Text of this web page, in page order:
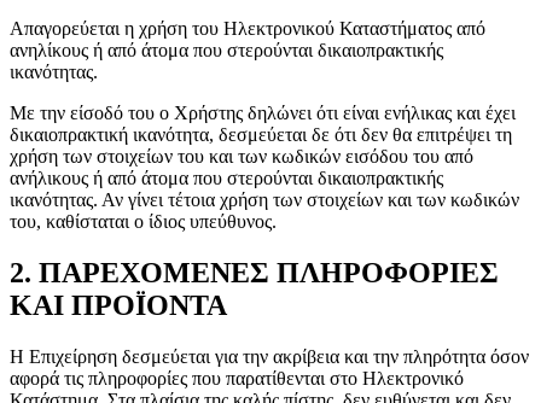
Απαγορεύεται η χρήση του Ηλεκτρονικού Καταστήματος από
ανηλίκους ή από άτομα που στερούνται δικαιοπρακτικής
ικανότητας.
Με την είσοδό του ο Χρήστης δηλώνει ότι είναι ενήλικας και έχει
δικαιοπρακτική ικανότητα, δεσμεύεται δε ότι δεν θα επιτρέψει τη
χρήση των στοιχείων του και των κωδικών εισόδου του από
ανήλικους ή από άτομα που στερούνται δικαιοπρακτικής
ικανότητας. Αν γίνει τέτοια χρήση των στοιχείων και των κωδικών
του, καθίσταται ο ίδιος υπεύθυνος.
2. ΠΑΡΕΧΟΜΕΝΕΣ ΠΛΗΡΟΦΟΡΙΕΣ
ΚΑΙ ΠΡΟΪΟΝΤΑ
Η Επιχείρηση δεσμεύεται για την ακρίβεια και την πληρότητα όσον
αφορά τις πληροφορίες που παρατίθενται στο Ηλεκτρονικό